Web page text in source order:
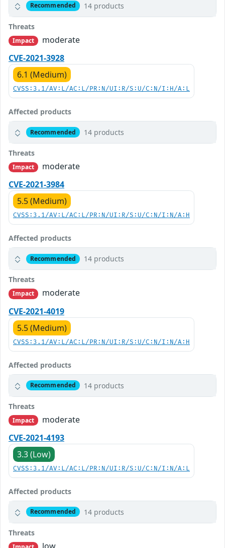
Recommended 14 products
Threats
Impact
moderate
CVE-2021-3928
6.1 (Medium)
CVSS:3.1/AV:L/AC:L/PR:N/UI:R/S:U/C:N/I:H/A:L
Affected products
Recommended 14 products
Threats
Impact
moderate
CVE-2021-3984
5.5 (Medium)
CVSS:3.1/AV:L/AC:L/PR:N/UI:R/S:U/C:N/I:N/A:H
Affected products
Recommended 14 products
Threats
Impact
moderate
CVE-2021-4019
5.5 (Medium)
CVSS:3.1/AV:L/AC:L/PR:N/UI:R/S:U/C:N/I:N/A:H
Affected products
Recommended 14 products
Threats
Impact
moderate
CVE-2021-4193
3.3 (Low)
CVSS:3.1/AV:L/AC:L/PR:N/UI:R/S:U/C:N/I:N/A:L
Affected products
Recommended 14 products
Threats